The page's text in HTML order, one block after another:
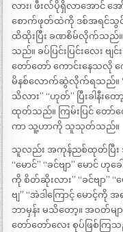
လား၊ ဖီးလ်ပိုရှိလာအောင် အ
စောက်ဖုတ်ထဲကို ဒစ်အရင်သွင်
ထိထိုးပြီး ခဏစိမ်လိုက်သည်။
သည်။ ခပ်ပြင်းပြင်းလေး ဗျ
တော်တော် ကောင်းနေသလို က
မိနစ်လောက်ဆွဲလိုက်ရသည်။
သိလား” “ဟုတ်” ပြီးခါနီး
ထုတ်သည်။ ကြမ်းပြင် တော်
ကာ သူ့ဟာကို သူသုတ်သည်။
သူလည်း အကုန်ညစ်ထုတ်ပြီ
“မောင်” “ခင်ဗျာ” မောင်
ကို စိတ်ဆိုးလား” “ခင်ဗျာ”
ဗျ” “အဲဒါကြောင့် မောင့်ကို
ဘာမှန်း မသိတော့။ အဝတ်မျာ
တော်တော်လေး စုပ်ဖြစ်ကြသ